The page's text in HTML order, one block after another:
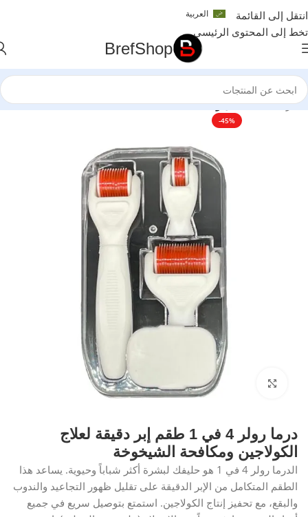
انتقل إلى القائمة
تخط إلى المحتوى الرئيسي
العربية
BrefShop
الرئيسية/ الجمال والعناية الشخصية
-45%
انقر للتكبير
درما رولر 4 في 1 طقم إبر دقيقة لعلاج
الكولاجين ومكافحة الشيخوخة
الدرما رولر 4 في 1 هو حليفك لبشرة أكثر شباباً وحيوية. يساعد هذا
الطقم المتكامل من الإبر الدقيقة على تقليل ظهور التجاعيد والندوب
والبقع، مع تحفيز إنتاج الكولاجين. استمتع بتوصيل سريع في جميع